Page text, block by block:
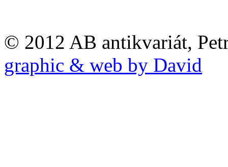
© 2012 AB antikvariát,
graphic & web by David